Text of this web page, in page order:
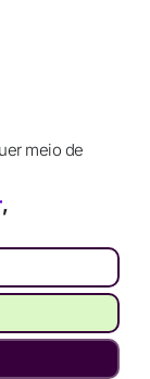
meio de
,